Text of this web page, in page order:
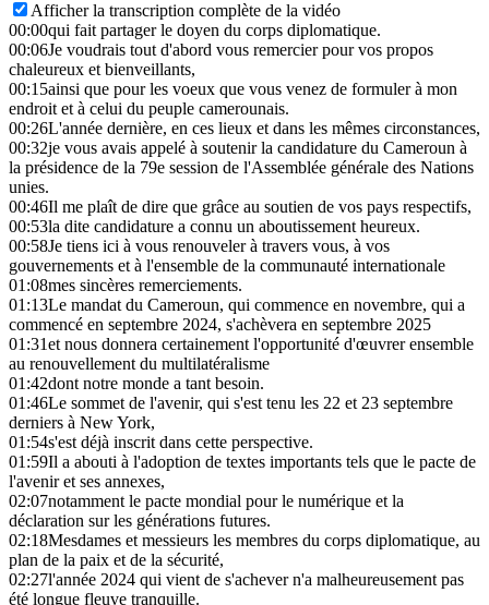
Afficher la transcription complète de la vidéo
00:00qui fait partager le doyen du corps diplomatique.
00:06Je voudrais tout d'abord vous remercier pour vos propos
chaleureux et bienveillants,
00:15ainsi que pour les voeux que vous venez de formuler à mon
endroit et à celui du peuple camerounais.
00:26L'année dernière, en ces lieux et dans les mêmes circonstances,
00:32je vous avais appelé à soutenir la candidature du Cameroun à
la présidence de la 79e session de l'Assemblée générale des Nations
unies.
00:46Il me plaît de dire que grâce au soutien de vos pays respectifs,
00:53la dite candidature a connu un aboutissement heureux.
00:58Je tiens ici à vous renouveler à travers vous, à vos
gouvernements et à l'ensemble de la communauté internationale
01:08mes sincères remerciements.
01:13Le mandat du Cameroun, qui commence en novembre, qui a
commencé en septembre 2024, s'achèvera en septembre 2025
01:31et nous donnera certainement l'opportunité d'œuvrer ensemble
au renouvellement du multilatéralisme
01:42dont notre monde a tant besoin.
01:46Le sommet de l'avenir, qui s'est tenu les 22 et 23 septembre
derniers à New York,
01:54s'est déjà inscrit dans cette perspective.
01:59Il a abouti à l'adoption de textes importants tels que le pacte de
l'avenir et ses annexes,
02:07notamment le pacte mondial pour le numérique et la
déclaration sur les générations futures.
02:18Mesdames et messieurs les membres du corps diplomatique, au
plan de la paix et de la sécurité,
02:27l'année 2024 qui vient de s'achever n'a malheureusement pas
été longue fleuve tranquille.